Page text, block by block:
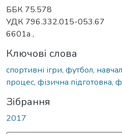
ББК 75.578
УДК 796.332.015-053.67
6601a ,
Ключові слова
спортивні ігри, футбол,
процес, фізична підготовка,
Зібрання
2017